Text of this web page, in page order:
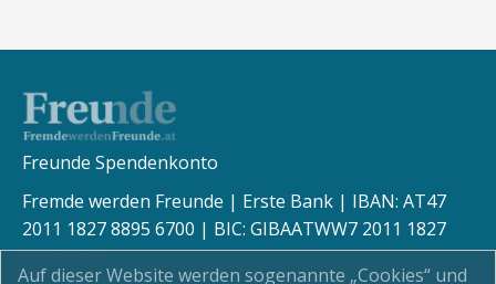
Freunde Spendenkonto
Fremde werden Freunde | Erste Bank | IBAN: AT47
2011 1827 8895 6700 | BIC: GIBAATWW7 2011 1827
8895 6700
Auf dieser Website werden sogenannte „Cookies“ und